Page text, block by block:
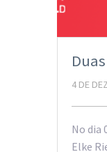
4 DE
No dia
Elke